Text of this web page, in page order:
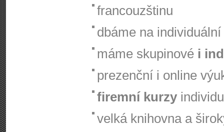
francouzštinu
dbáme na
máme skupinové i
prezenční i online
firemní kurzy
velká knihovna a